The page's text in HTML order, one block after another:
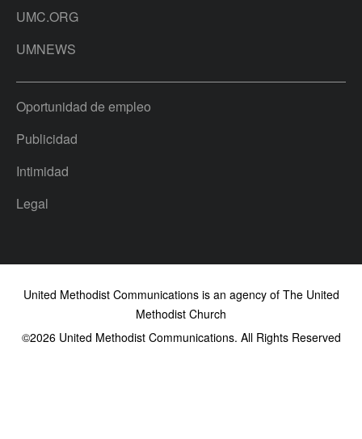
UMC.ORG
UMNEWS
Oportunidad de empleo
Publicidad
Intimidad
Legal
United Methodist Communications is an agency of The United
Methodist Church
©2026United Methodist Communications. All Rights Reserved